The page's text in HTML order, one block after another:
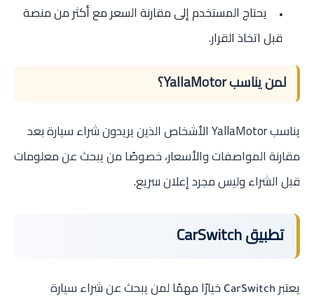
يحتاج المستخدم إلى مقارنة السعر مع أكثر من منصة
قبل اتخاذ القرار.
لمن يناسب YallaMotor؟
يناسب YallaMotor الأشخاص الذين يريدون شراء سيارة بعد
مقارنة المواصفات والأسعار، خصوصًا من يبحث عن معلومات
قبل الشراء وليس مجرد إعلان سريع.
تطبيق CarSwitch
يعتبر CarSwitch خيارًا مهمًا لمن يبحث عن شراء سيارة